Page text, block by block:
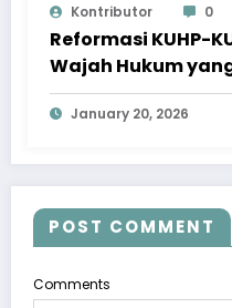
Kontributor 0
Reformasi KUHP-
Wajah Hukum
January 20, 2026
POST COMMENT
Comments